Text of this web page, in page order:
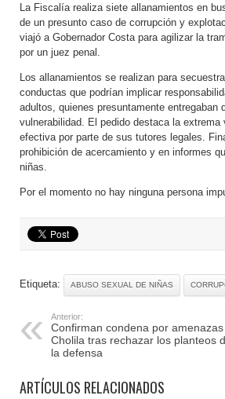
La Fiscalía realiza siete allanamientos en
de un presunto caso de corrupción y
viajó a Gobernador Costa para agilizar la
por un juez penal.
Los allanamientos se realizan para
conductas que podrían implicar
adultos, quienes presuntamente
vulnerabilidad. El pedido destaca la
efectiva por parte de sus tutores legales.
prohibición de acercamiento y en informes
niñas.
Por el momento no hay ninguna persona
Etiqueta: ABUSO SEXUAL DE NIÑAS
Anterior:
Confirman condena por amenazas
Cholila tras rechazar los planteos
la defensa
ARTÍCULOS RELACIONADOS